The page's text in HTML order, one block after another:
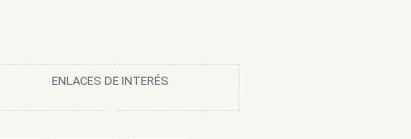
ENLACES DE INTERÉS